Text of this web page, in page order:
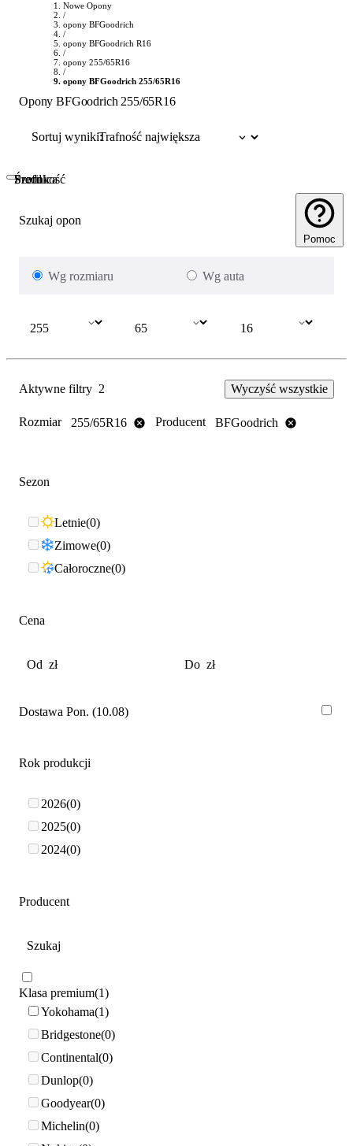
Nowe Opony
/
opony BFGoodrich
/
opony BFGoodrich R16
/
opony 255/65R16
/
opony BFGoodrich 255/65R16
Opony BFGoodrich 255/65R16
Sortuj wyniki:
Szukaj opon
Pomoc
Wg rozmiaru Wg auta
Szerokość
Profil
Średnica
Aktywne filtry 2 Wyczyść wszystkie
Rozmiar 255/65R16 Producent BFGoodrich
Sezon
Letnie 0
Zimowe 0
Całoroczne 0
Cena
Dostawa Pon. (10.08)
Rok produkcji
2026 0
2025 0
2024 0
Producent
Klasa premium 1
Yokohama 1
Bridgestone 0
Continental 0
Dunlop 0
Goodyear 0
Michelin 0